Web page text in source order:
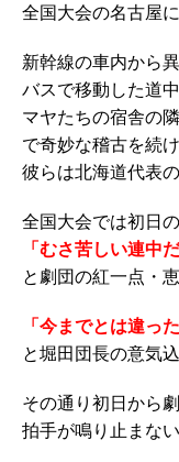
全国大会の名古屋
新幹線の車内から
バスで移動した道
マヤたちの宿舎の
で奇妙な稽古を続け
彼らは北海道代表
全国大会では初日
「むさ苦しい連中
と劇団の紅一点・恵
「今までとは違っ
と堀田団長の意気込
その通り初日から
拍手が鳴り止まな